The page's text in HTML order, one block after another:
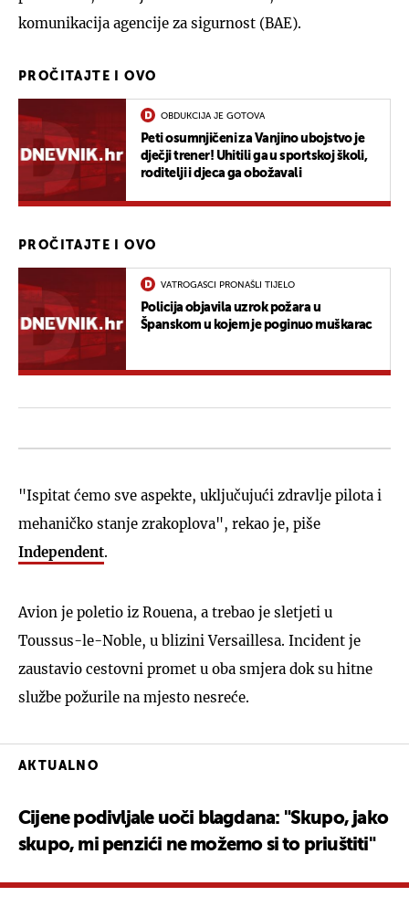
komunikacija agencije za sigurnost (BAE).
PROČITAJTE I OVO
OBDUKCIJA JE GOTOVA
Peti osumnjičeni za Vanjino ubojstvo je
dječji trener! Uhitili ga u sportskoj školi,
roditelji i djeca ga obožavali
PROČITAJTE I OVO
VATROGASCI PRONAŠLI TIJELO
Policija objavila uzrok požara u
Španskom u kojem je poginuo muškarac
"Ispitat ćemo sve aspekte, uključujući zdravlje pilota i
mehaničko stanje zrakoplova", rekao je, piše
Independent.
Avion je poletio iz Rouena, a trebao je sletjeti u
Toussus-le-Noble, u blizini Versaillesa. Incident je
zaustavio cestovni promet u oba smjera dok su hitne
službe požurile na mjesto nesreće.
AKTUALNO
Cijene podivljale uoči blagdana: "Skupo, jako
skupo, mi penzići ne možemo si to priuštiti"